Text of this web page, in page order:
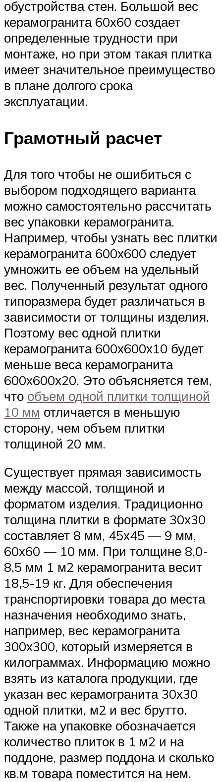
обустройства стен. Большой вес
керамогранита 60х60 создает
определенные трудности при
монтаже, но при этом такая плитка
имеет значительное преимущество
в плане долгого срока
эксплуатации.
Грамотный расчет
Для того чтобы не ошибиться с
выбором подходящего варианта
можно самостоятельно рассчитать
вес упаковки керамогранита.
Например, чтобы узнать вес плитки
керамогранита 600х600 следует
умножить ее объем на удельный
вес. Полученный результат одного
типоразмера будет различаться в
зависимости от толщины изделия.
Поэтому вес одной плитки
керамогранита 600х600х10 будет
меньше веса керамогранита
600х600х20. Это объясняется тем,
что объем одной плитки толщиной
10 мм отличается в меньшую
сторону, чем объем плитки
толщиной 20 мм.
Существует прямая зависимость
между массой, толщиной и
форматом изделия. Традиционно
толщина плитки в формате 30х30
составляет 8 мм, 45х45 — 9 мм,
60х60 — 10 мм. При толщине 8,0-
8,5 мм 1 м2 керамогранита весит
18,5-19 кг. Для обеспечения
транспортировки товара до места
назначения необходимо знать,
например, вес керамогранита
300х300, который измеряется в
килограммах. Информацию можно
взять из каталога продукции, где
указан вес керамогранита 30х30
одной плитки, м2 и вес брутто.
Также на упаковке обозначается
количество плиток в 1 м2 и на
поддоне, размер поддона и сколько
кв.м товара поместится на нем.